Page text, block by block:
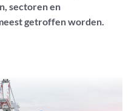
sectoren en
getroffen worden.